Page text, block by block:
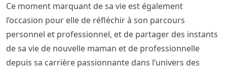
Ce moment marquant de sa vie est également
l’occasion pour elle de réfléchir à son parcours
personnel et professionnel, et de partager des instants
de sa vie de nouvelle maman et de professionnelle
depuis sa carrière passionnante dans l’univers des